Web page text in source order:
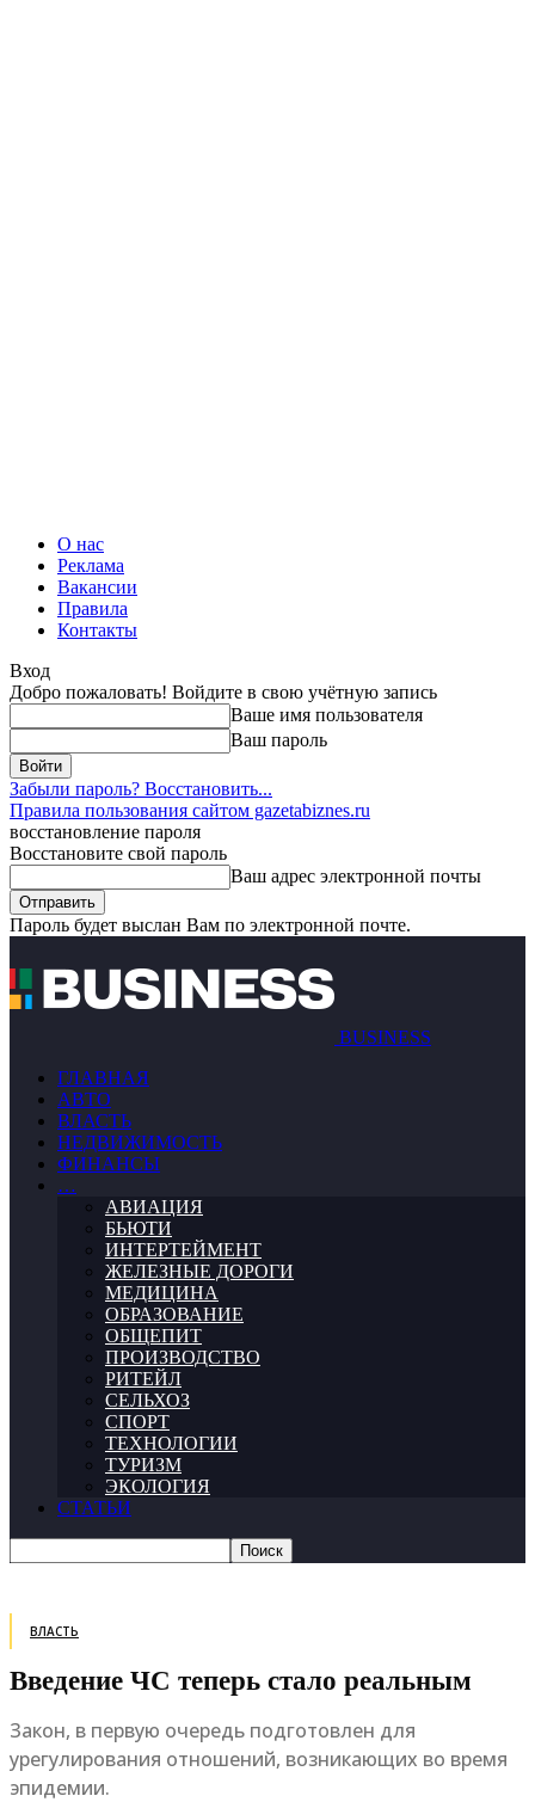
О нас
Реклама
Вакансии
Правила
Контакты
Вход
Добро пожаловать! Войдите в свою учётную запись
Ваше имя пользователя
Ваш пароль
Забыли пароль? Восстановить...
Правила пользования сайтом gazetabiznes.ru
восстановление пароля
Восстановите свой пароль
Ваш адрес электронной почты
Пароль будет выслан Вам по электронной почте.
BUSINESS
ГЛАВНАЯ
АВТО
ВЛАСТЬ
НЕДВИЖИМОСТЬ
ФИНАНСЫ
…
АВИАЦИЯ
БЬЮТИ
ИНТЕРТЕЙМЕНТ
ЖЕЛЕЗНЫЕ ДОРОГИ
МЕДИЦИНА
ОБРАЗОВАНИЕ
ОБЩЕПИТ
ПРОИЗВОДСТВО
РИТЕЙЛ
СЕЛЬХОЗ
СПОРТ
ТЕХНОЛОГИИ
ТУРИЗМ
ЭКОЛОГИЯ
СТАТЬИ
ВЛАСТЬ
Введение ЧС теперь стало реальным
Закон, в первую очередь подготовлен для
урегулирования отношений, возникающих во время
эпидемии.